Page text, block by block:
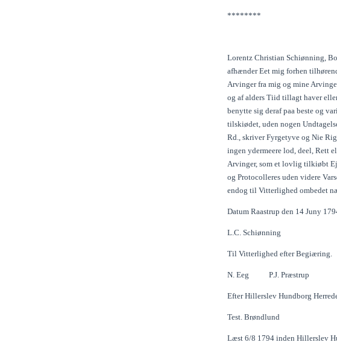
********
Lorentz Christian Schiønning,
afhænder Eet mig forhen
Arvinger fra mig og mine
og af alders Tiid tillagt haver
benytte sig deraf paa beste og
tilskiødet, uden nogen
Rd., skriver Fyrgetyve og Nie
ingen ydermeere lod, deel, Rett
Arvinger, som et lovlig tilkiøbt
og Protocolleres uden videre
endog til Vitterlighed ombedet
Datum Raastrup den 14 Juny
L.C. Schiønning
Til Vitterlighed efter Begiæring.
N. Eeg P.J. Præstrup
Efter Hillerslev Hundborg
Test. Brøndlund
Læst 6/8 1794 inden Hillerslev